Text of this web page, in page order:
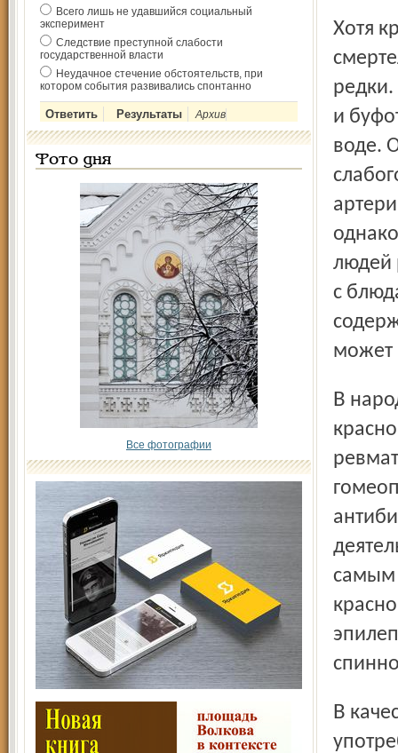
Всего лишь не удавшийся социальный
эксперимент
Следствие преступной слабости
государственной власти
Неудачное стечение обстоятельств, при
котором события развивались спонтанно
Архив
Фото дня
Все фотографии
Хотя красный мухомор и считается символом ядовитости,
и
воде.
людей
с
может
В народной медицине водные и спиртовые настойки
самым
В качестве природных «антибиотиков» мухоморы